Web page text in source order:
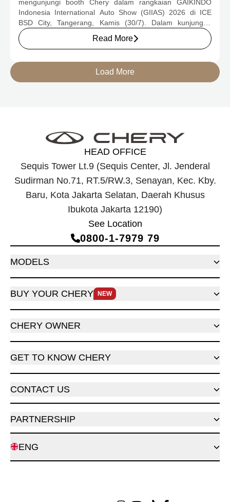
mengunjungi booth Chery dalam rangkaian GAIKINDO
Indonesia International Auto Show (GIIAS) 2026 di ICE
BSD City, Tangerang, Kamis (30/7). Dalam kunjungan
tersebut, Menteri Perindustrian meninjau dua produk
elektrifikasi terbaru Chery, yakni Chery Q, compact EV
berteknologi Range-Extended Electric Vehicle (REEV) yang
dirancang untuk mendukung perjalanan jarak jauh.
Read More
Load More
HEAD OFFICE
Sequis Tower Lt.9 (Sequis Center, Jl. Jenderal
Sudirman No.71, RT.5/RW.3, Senayan, Kec. Kby.
Baru, Kota Jakarta Selatan, Daerah Khusus
Ibukota Jakarta 12190)
See Location
0800‑1‑7979 79
MODELS
BUY YOUR CHERY NEW
CHERY OWNER
GET TO KNOW CHERY
CONTACT US
PARTNERSHIP
ENG